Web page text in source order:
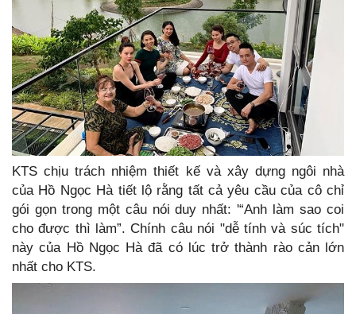
KTS chịu trách nhiệm thiết kế và xây dựng ngôi nhà
của Hồ Ngọc Hà tiết lộ rằng tất cả yêu cầu của cô chỉ
gói gọn trong một câu nói duy nhất: '“Anh làm sao coi
cho được thì làm”. Chính câu nói "dễ tính và súc tích"
này của Hồ Ngọc Hà đã có lúc trở thành rào cản lớn
nhất cho KTS.